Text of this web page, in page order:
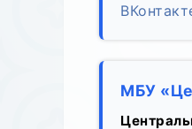
МБУ